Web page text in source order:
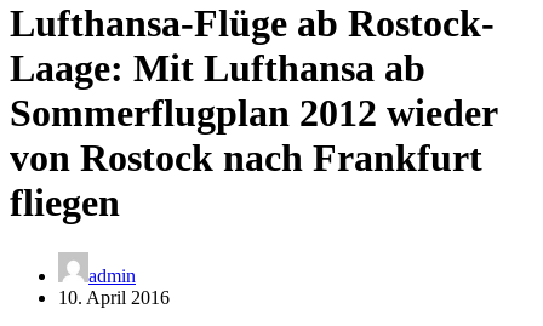
Lufthansa-Flüge ab Rostock-
Laage: Mit Lufthansa ab
Sommerflugplan 2012 wieder
von Rostock nach Frankfurt
fliegen
admin
10. April 2016